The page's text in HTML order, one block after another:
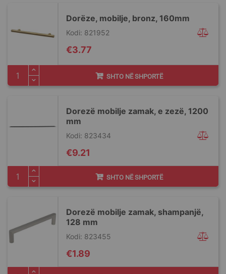
Dorëze, mobilje, bronz, 160mm
Kodi: 821952
€3.77
SHTO NË SHPORTË
Dorezë mobilje zamak, e zezë, 1200
mm
Kodi: 823434
€9.21
SHTO NË SHPORTË
Dorezë mobilje zamak, shampanjë,
128 mm
Kodi: 823455
€1.89